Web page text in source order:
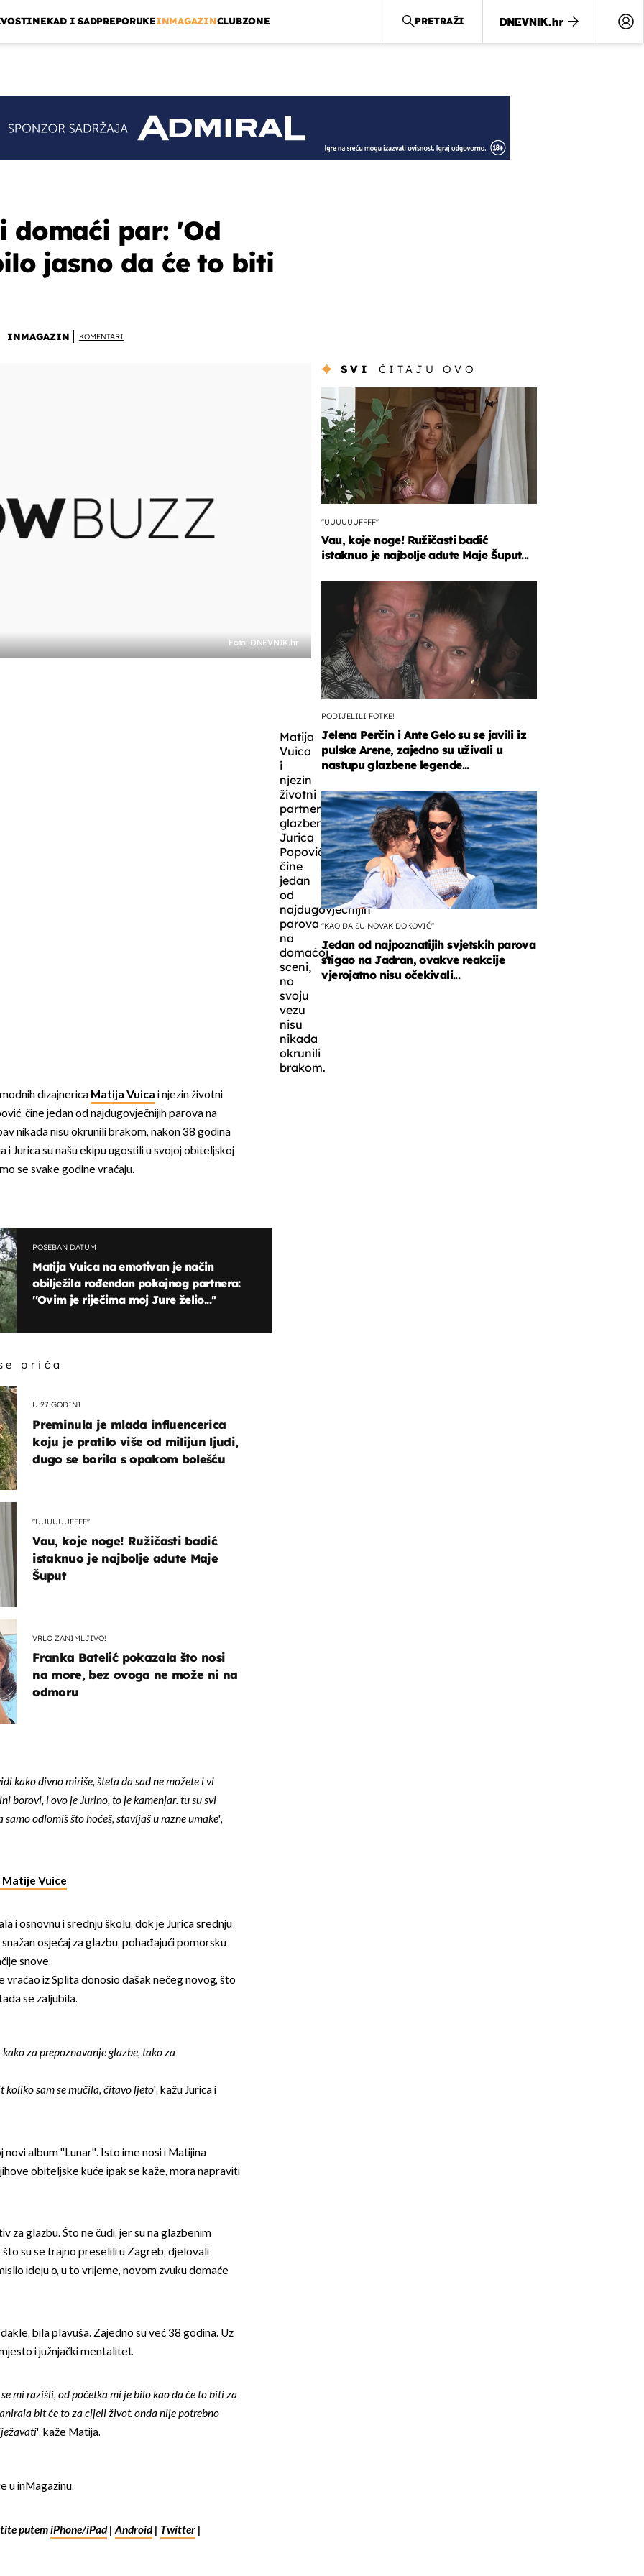
NEKAD I SADPREPORUKEINMAGAZINCLUBZONE PRETRAŽI
domaći par: 'Od
jasno da će to biti
INMAGAZIN KOMENTARI
Foto: DNEVNIK.hr
Matija
Vuica
i
njezin
životni
partner,
glazbenik
Jurica
Popović,
čine
jedan
od
najdugovječnijih
parova
na
domaćoj
sceni,
no
svoju
vezu
nisu
nikada
okrunili
brakom.
dizajnerica Matija Vuica i njezin životni
čine jedan od najdugovječnijih parova na
nikada nisu okrunili brakom, nakon 38 godina
i Jurica su našu ekipu ugostili u svojoj obiteljskoj
se svake godine vraćaju.
POSEBAN DATUM
Matija Vuica na emotivan je način
obilježila rođendan pokojnog partnera:
''Ovim je riječima moj Jure želio...''
priča
U 27. GODINI
Preminula je mlada influencerica
koju je pratilo više od milijun ljudi,
dugo se borila s opakom bolešću
"UUUUUUFFFF"
Vau, koje noge! Ružičasti badić
istaknuo je najbolje adute Maje
Šuput
VRLO ZANIMLJIVO!
Franka Batelić pokazala što nosi
na more, bez ovoga ne može ni na
odmoru
kako divno miriše, šteta da sad ne možete i vi
borovi, i ovo je Jurino, to je kamenjar. tu su svi
samo odlomiš što hoćeš, stavljaš u razne umake',
Vuice
i osnovnu i srednju školu, dok je Jurica srednju
osjećaj za glazbu, pohađajući pomorsku
snove.
vraćao iz Splita donosio dašak nečeg novog, što
se zaljubila.
za prepoznavanje glazbe, tako za
koliko sam se mučila, čitavo ljeto', kažu Jurica i
novi album ''Lunar''. Isto ime nosi i Matijina
obiteljske kuće ipak se kaže, mora napraviti
za glazbu. Što ne čudi, jer su na glazbenim
su se trajno preselili u Zagreb, djelovali
ideju o, u to vrijeme, novom zvuku domaće
bila plavuša. Zajedno su već 38 godina. Uz
i južnjački mentalitet.
mi razišli, od početka mi je bilo kao da će to biti za
bit će to za cijeli život. onda nije potrebno
', kaže Matija.
u inMagazinu.
putemiPhone/iPad|Android| Twitter|
SVI ČITAJU OVO
"UUUUUUFFFF"
Vau, koje noge! Ružičasti badić
istaknuo je najbolje adute Maje Šuput...
PODIJELILI FOTKE!
Jelena Perčin i Ante Gelo su se javili iz
pulske Arene, zajedno su uživali u
nastupu glazbene legende...
"KAO DA SU NOVAK ĐOKOVIĆ"
Jedan od najpoznatijih svjetskih parova
stigao na Jadran, ovakve reakcije
vjerojatno nisu očekivali...